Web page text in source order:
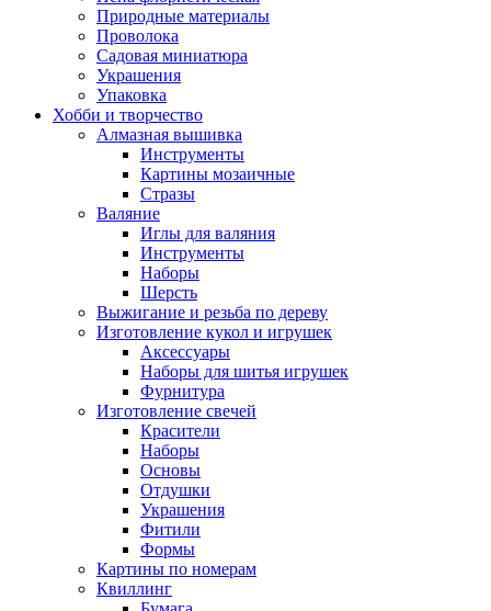
Природные материалы
Проволока
Садовая миниатюра
Украшения
Упаковка
Хобби и творчество
Алмазная вышивка
Инструменты
Картины мозаичные
Стразы
Валяние
Иглы для валяния
Инструменты
Наборы
Шерсть
Выжигание и резьба по дереву
Изготовление кукол и игрушек
Аксессуары
Наборы для шитья игрушек
Фурнитура
Изготовление свечей
Красители
Наборы
Основы
Отдушки
Украшения
Фитили
Формы
Картины по номерам
Квиллинг